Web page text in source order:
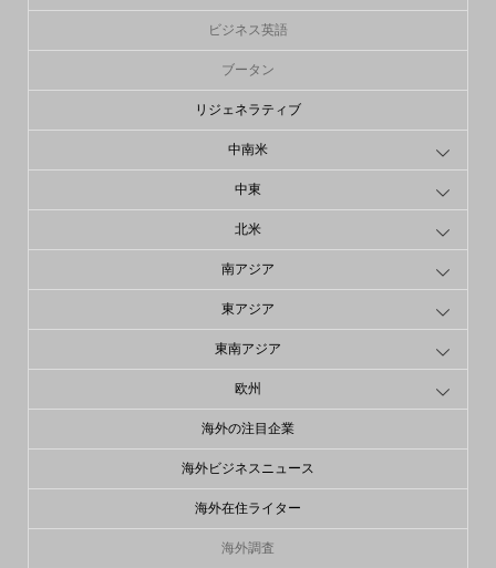
ビジネス英語
ブータン
リジェネラティブ
中南米
中東
北米
南アジア
東アジア
東南アジア
欧州
海外の注目企業
海外ビジネスニュース
海外在住ライター
海外調査